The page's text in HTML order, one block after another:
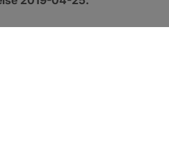
i nytt fönster.